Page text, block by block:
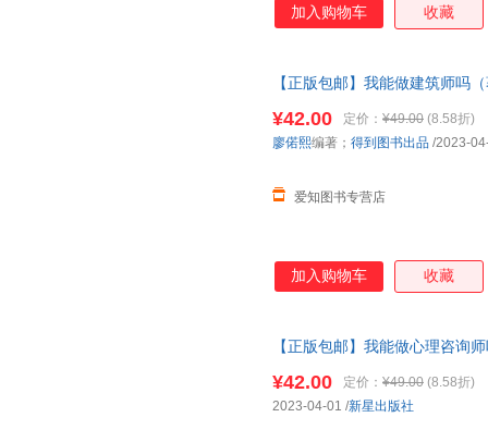
加入购物车 收藏
【正版包邮】我能做建筑师吗
速发 假一罚十
¥42.00 定价： ¥49.00 (8.58折)
爱知图书专营店
廖偌熙编著； 得到图书出品 /2023-
加入购物车 收藏
【正版包邮】我能做心理咨询
速发 假一罚十
¥42.00 定价： ¥49.00 (8.58折)
2023-04-01 /新星出版社